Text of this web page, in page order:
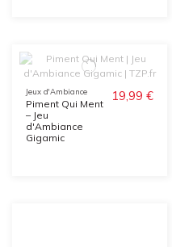
Jeux d'Ambiance
Piment Qui Ment
– Jeu
d'Ambiance
Gigamic
19,99 €